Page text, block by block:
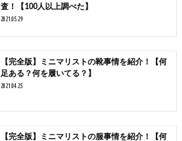
査！【100人以上調べた】
2021.05.29
【完全版】ミニマリストの靴事情を紹介！【何
足ある？何を履いてる？】
2021.04.25
【完全版】ミニマリストの服事情を紹介！【何